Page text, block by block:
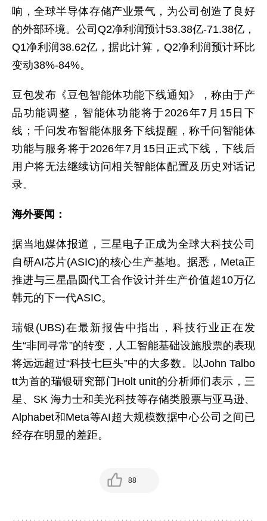
响，全球半导体存储产业景气，为公司创造了良好
的外部环境。公司Q2净利润预计53.38亿-71.38亿，
Q1净利润38.62亿，据此计算，Q2净利润预计环比
变动38%-84%。
豆包发布《豆包智能体功能下线通知》，称由于产
品功能调整，智能体功能将于2026年7月15日下
线；千问发布智能体服务下线提醒，称千问智能体
功能与服务将于2026年7月15日正式下线，下线后
用户将无法继续访问相关智能体配置及历史对话记
录。
海外要闻：
据当地媒体报道，三星电子正成为全球大科技公司
自研AI芯片(ASIC)的核心生产基地。据悉，Meta正
推进与三星晶圆代工合作设计并生产价值超10万亿
韩元的下一代ASIC。
瑞银(UBS)在最新报告中指出，科技行业正在发
生“非同寻常”的转变，人工智能基础设施股票的表现
将远远超过“科技七巨头”中的大多数。以John Talbo
tt为首的瑞银研究部门Holt unit的分析师们表示，三
星、SK 海力士和美光科技等存储类股票与亚马逊、
Alphabet和Meta等AI超大规模数据中心公司之间已
经存在明显的差距。
88